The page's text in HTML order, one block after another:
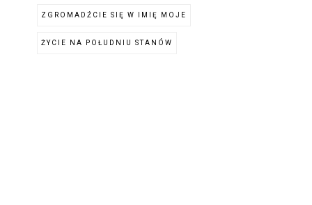
ZGROMADŹCIE SIĘ W IMIĘ MOJE
ŻYCIE NA POŁUDNIU STANÓW